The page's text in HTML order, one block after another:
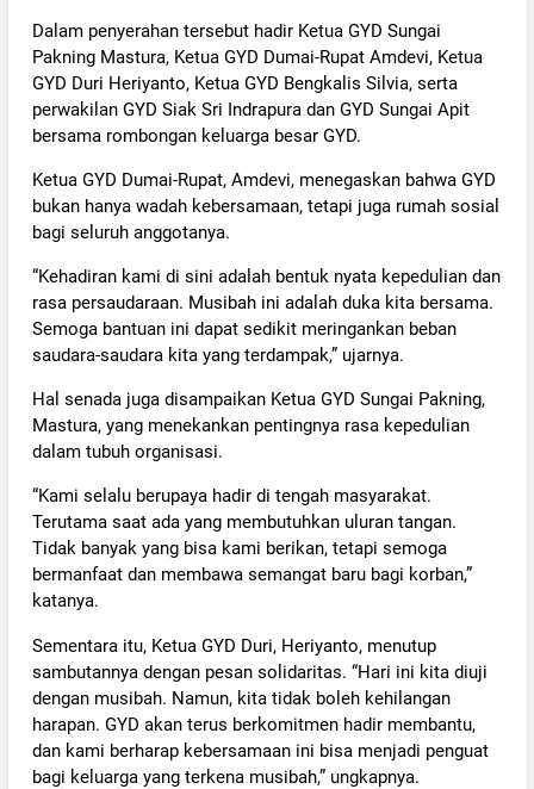
Dalam penyerahan tersebut hadir Ketua GYD Sungai
Pakning Mastura, Ketua GYD Dumai-Rupat Amdevi, Ketua
GYD Duri Heriyanto, Ketua GYD Bengkalis Silvia, serta
perwakilan GYD Siak Sri Indrapura dan GYD Sungai Apit
bersama rombongan keluarga besar GYD.
Ketua GYD Dumai-Rupat, Amdevi, menegaskan bahwa GYD
bukan hanya wadah kebersamaan, tetapi juga rumah sosial
bagi seluruh anggotanya.
“Kehadiran kami di sini adalah bentuk nyata kepedulian dan
rasa persaudaraan. Musibah ini adalah duka kita bersama.
Semoga bantuan ini dapat sedikit meringankan beban
saudara-saudara kita yang terdampak,” ujarnya.
Hal senada juga disampaikan Ketua GYD Sungai Pakning,
Mastura, yang menekankan pentingnya rasa kepedulian
dalam tubuh organisasi.
“Kami selalu berupaya hadir di tengah masyarakat.
Terutama saat ada yang membutuhkan uluran tangan.
Tidak banyak yang bisa kami berikan, tetapi semoga
bermanfaat dan membawa semangat baru bagi korban,”
katanya.
Sementara itu, Ketua GYD Duri, Heriyanto, menutup
sambutannya dengan pesan solidaritas. “Hari ini kita diuji
dengan musibah. Namun, kita tidak boleh kehilangan
harapan. GYD akan terus berkomitmen hadir membantu,
dan kami berharap kebersamaan ini bisa menjadi penguat
bagi keluarga yang terkena musibah,” ungkapnya.